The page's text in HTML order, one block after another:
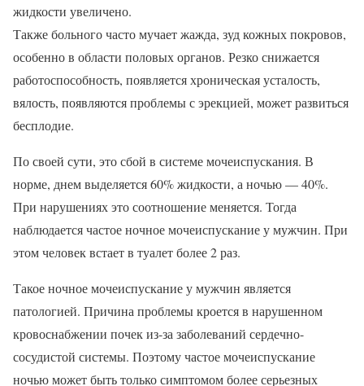
жидкости увеличено.
Также больного часто мучает жажда, зуд кожных покровов,
особенно в области половых органов. Резко снижается
работоспособность, появляется хроническая усталость,
вялость, появляются проблемы с эрекцией, может развиться
бесплодие.
По своей сути, это сбой в системе мочеиспускания. В
норме, днем выделяется 60% жидкости, а ночью — 40%.
При нарушениях это соотношение меняется. Тогда
наблюдается частое ночное мочеиспускание у мужчин. При
этом человек встает в туалет более 2 раз.
Такое ночное мочеиспускание у мужчин является
патологией. Причина проблемы кроется в нарушенном
кровоснабжении почек из-за заболеваний сердечно-
сосудистой системы. Поэтому частое мочеиспускание
ночью может быть только симптомом более серьезных